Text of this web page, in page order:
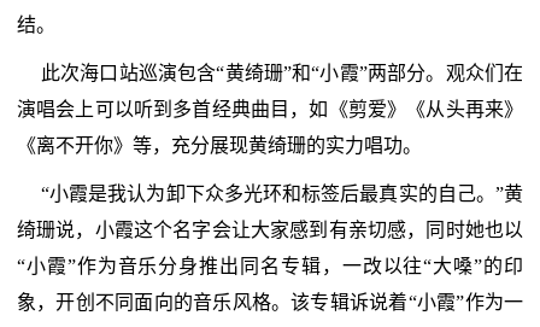
结。
此次海口站巡演包含“黄绮珊”和“小霞”两部分。观众们在
演唱会上可以听到多首经典曲目，如《剪爱》《从头再来》
《离不开你》等，充分展现黄绮珊的实力唱功。
“小霞是我认为卸下众多光环和标签后最真实的自己。”黄
绮珊说，小霞这个名字会让大家感到有亲切感，同时她也以
“小霞”作为音乐分身推出同名专辑，一改以往“大嗓”的印
象，开创不同面向的音乐风格。该专辑诉说着“小霞”作为一